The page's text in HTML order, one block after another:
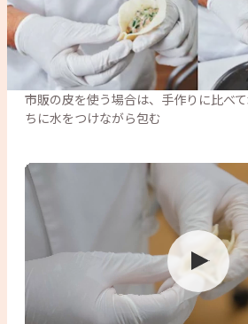
市販の皮を使う場合は、手作りに比べ
ちに水をつけながら包む